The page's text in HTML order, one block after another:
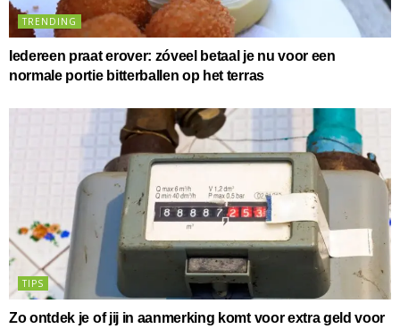
TRENDING
Iedereen praat erover: zóveel betaal je nu voor een
normale portie bitterballen op het terras
TIPS
Zo ontdek je of jij in aanmerking komt voor extra geld voor